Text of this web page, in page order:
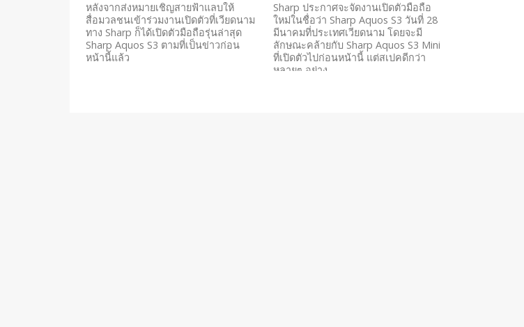
หลังจากส่งหมายเชิญสายฟ้าแลบให้
สื่อมวลชนเข้าร่วมงานเปิดตัวที่เวียดนาม
ทาง Sharp ก็ได้เปิดตัวมือถือรุ่นล่าสุด
Sharp Aquos S3 ตามที่เป็นข่าวก่อน
หน้านี้แล้ว
Sharp ประกาศจะจัดงานเปิดตัวมือถือ
ใหม่ในชื่อว่า Sharp Aquos S3 วันที่ 28
มีนาคมที่ประเทศเวียดนาม โดยจะมี
ลักษณะคล้ายกับ Sharp Aquos S3 Mini
ที่เปิดตัวไปก่อนหน้านี้ แต่สเปคดีกว่า
หลายๆ อย่าง